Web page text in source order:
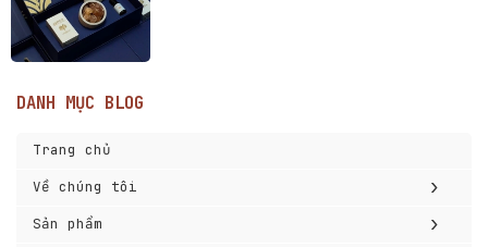
DANH MỤC BLOG
Trang chủ
Về chúng tôi
›
Sản phẩm ›